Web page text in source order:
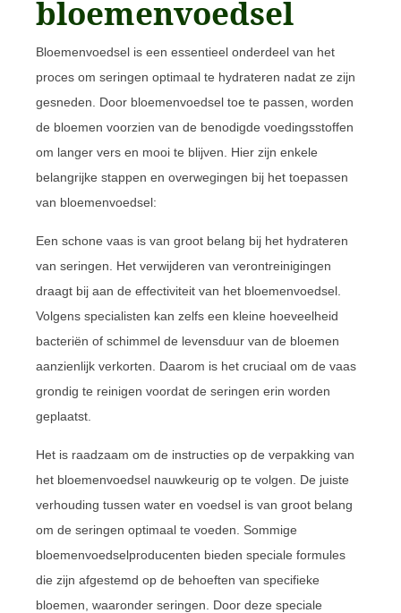
bloemenvoedsel
Bloemenvoedsel is een essentieel onderdeel van het
proces om seringen optimaal te hydrateren nadat ze zijn
gesneden. Door bloemenvoedsel toe te passen, worden
de bloemen voorzien van de benodigde voedingsstoffen
om langer vers en mooi te blijven. Hier zijn enkele
belangrijke stappen en overwegingen bij het toepassen
van bloemenvoedsel:
Een schone vaas is van groot belang bij het hydrateren
van seringen. Het verwijderen van verontreinigingen
draagt bij aan de effectiviteit van het bloemenvoedsel.
Volgens specialisten kan zelfs een kleine hoeveelheid
bacteriën of schimmel de levensduur van de bloemen
aanzienlijk verkorten. Daarom is het cruciaal om de vaas
grondig te reinigen voordat de seringen erin worden
geplaatst.
Het is raadzaam om de instructies op de verpakking van
het bloemenvoedsel nauwkeurig op te volgen. De juiste
verhouding tussen water en voedsel is van groot belang
om de seringen optimaal te voeden. Sommige
bloemenvoedselproducenten bieden speciale formules
die zijn afgestemd op de behoeften van specifieke
bloemen, waaronder seringen. Door deze speciale